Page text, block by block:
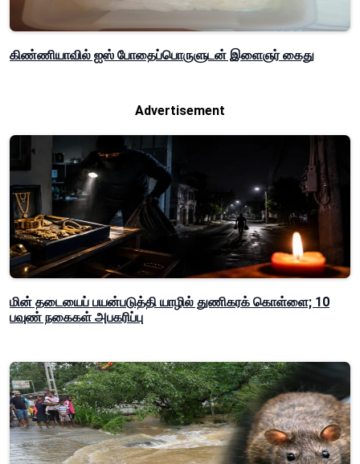
கிண்ணியாவில் ஐஸ் போதைப்பொருளுடன் இளைஞர் கைது
Advertisement
மின் தடையைப் பயன்படுத்தி யாழில் துணிகரக் கொள்ளை; 10
பவுண் நகைகள் அபகரிப்பு